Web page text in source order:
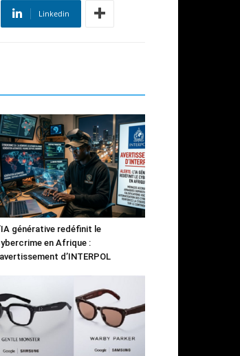
Linkedin
générative redéfinit le
en Afrique :
d’INTERPOL